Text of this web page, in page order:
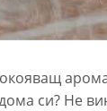
си? Не